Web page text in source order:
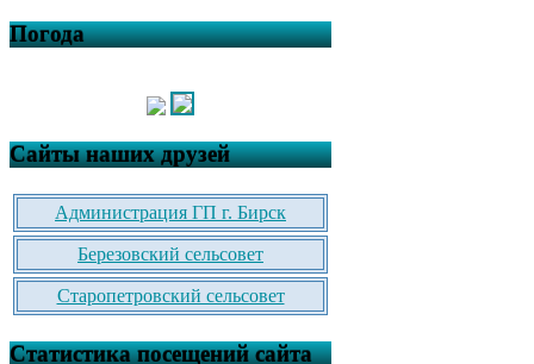
Погода
Сайты наших друзей
Администрация ГП г. Бирск
Березовский сельсовет
Старопетровский сельсовет
Статистика посещений сайта